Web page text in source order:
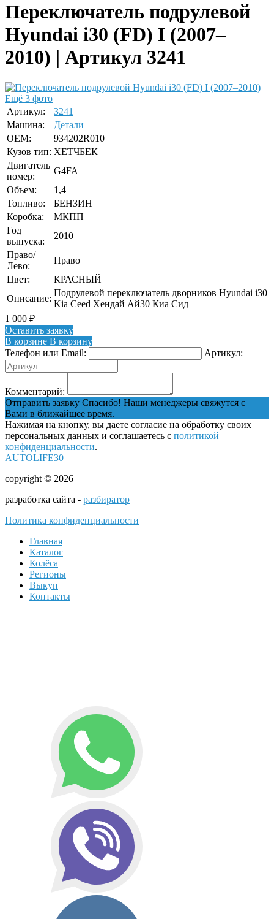
Переключатель подрулевой
Hyundai i30 (FD) I (2007–
2010) | Артикул 3241
Ещё 3 фото
Артикул:
3241
Машина:
Детали
OEM:
934202R010
Кузов тип: ХЕТЧБЕК
Двигатель
номер:
G4FA
Объем:
1,4
Топливо:
БЕНЗИН
Коробка:
МКПП
Год
выпуска:
2010
Право/
Лево:
Право
Цвет:
КРАСНЫЙ
Описание:
Подрулевой переключатель дворников Hyundai i30
Kia Ceed Хендай Ай30 Киа Сид
1 000 ₽
Оставить заявку
В корзине В корзину
Телефон или Email:
Артикул:
Комментарий:
Отправить заявку Спасибо! Наши менеджеры свяжутся с
Вами в ближайшее время.
Нажимая на кнопку, вы даете согласие на обработку своих
персональных данных и соглашаетесь с политикой
конфиденциальности.
AUTOLIFE30
copyright © 2026
разработка сайта - разбиратор
Политика конфиденциальности
Главная
Каталог
Колёса
Регионы
Выкуп
Контакты